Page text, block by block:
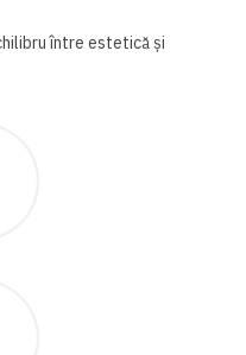
între estetică și